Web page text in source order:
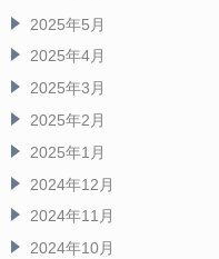
2025年5月
2025年4月
2025年3月
2025年2月
2025年1月
2024年12月
2024年11月
2024年10月